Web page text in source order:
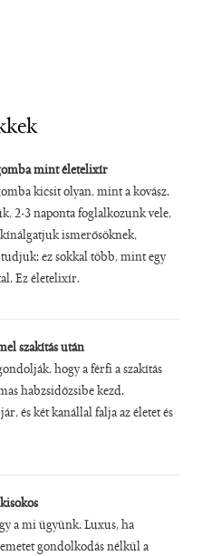
mint életelixír
kicsit olyan, mint a kovász.
2-3 naponta foglalkozunk vele,
ismerősöknek,
ez sokkal több, mint egy
Ez életelixír.
szakítás után
hogy a férfi a szakítás
habzsidőzsibe kezd.
és két kanállal falja az életet és
a mi ügyünk. Luxus, ha
gondolkodás nélkül a